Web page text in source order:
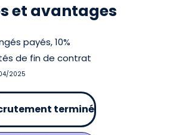
et avantages
payés, 10%
de fin de contrat
2025
terminé